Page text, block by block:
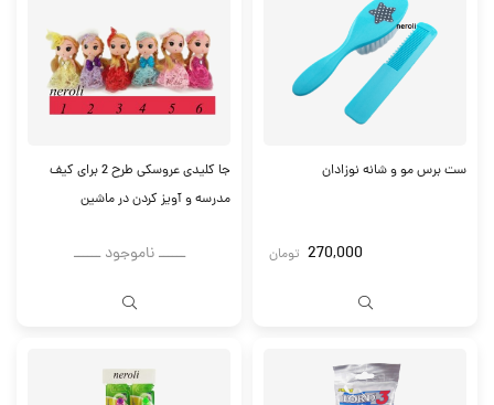
ست برس مو و شانه نوزادان
270,000 تومان
جا کلیدی عروسکی طرح 2 برای کیف
مدرسه و آویز کردن در ماشین
ــــــ ناموجود ــــــ